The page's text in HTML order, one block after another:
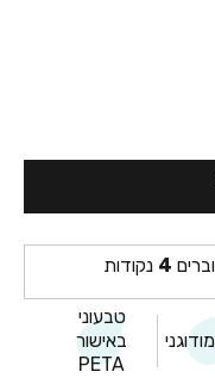
4 נקודות
טבעוני
באישור
PETA